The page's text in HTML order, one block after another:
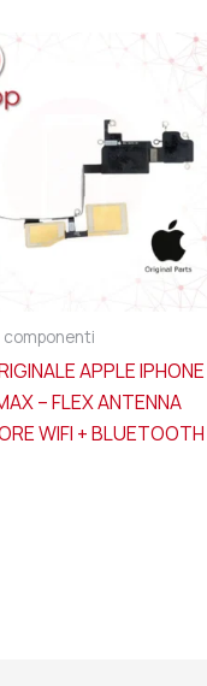
componenti
APPLE IPHONE
– FLEX ANTENNA
WIFI + BLUETOOTH